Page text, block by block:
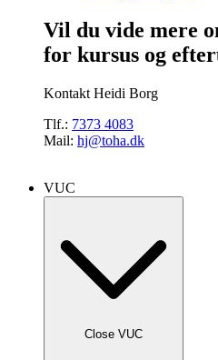
Vil du vide mere
for kursus og
Kontakt Heidi Borg
Tlf.: 7373 4083
Mail: hj@toha.dk
VUC
Close VUC